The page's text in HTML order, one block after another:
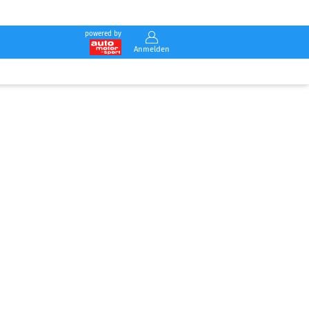
powered by
Anmelden